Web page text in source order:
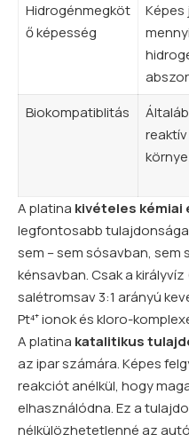
Hidrogénmegköt
ő képesség
Képes
Biokompatiblitás
A platina kivételes
legfontosabb
sem – sem sósavban, sem
kénsavban. Csak a
salétromsav 3:1 arányú
Pt⁴⁺ ionok és kloro-
A platina katalitikus
az ipar számára. Képes
reakciót anélkül, hogy
elhasználódna. Ez a
nélkülözhetetlenné az